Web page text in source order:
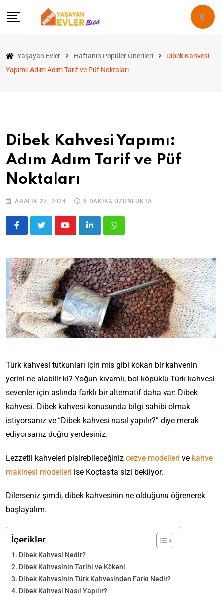
Yaşayan Evler Haftanın Popüler Önerileri
Dibek Kahvesi
Yapımı: Adım Adım Tarif ve Püf Noktaları
Dibek Kahvesi Yapımı:
Adım Adım Tarif ve Püf
Noktaları
ARALIK 27, 2024 6 DAKIKA UZUNLUKTA
Türk kahvesi tutkunları için mis gibi kokan bir kahvenin
yerini ne alabilir ki? Yoğun kıvamlı, bol köpüklü Türk kahvesi
sevenler için aslında farklı bir alternatif daha var: Dibek
kahvesi. Dibek kahvesi konusunda bilgi sahibi olmak
istiyorsanız ve “Dibek kahvesi nasıl yapılır?” diye merak
ediyorsanız doğru yerdesiniz.
Lezzetli kahveleri pişirebileceğiniz cezve modelleri ve kahve
makinesi modelleri ise Koçtaş’ta sizi bekliyor.
Dilerseniz şimdi, dibek kahvesinin ne olduğunu öğrenerek
başlayalım.
İçerikler
Dibek Kahvesi Nedir?
Dibek Kahvesinin Tarihi ve Kökeni
Dibek Kahvesinin Türk Kahvesinden Farkı Nedir?
Dibek Kahvesi Nasıl Yapılır?